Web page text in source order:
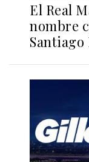
El Real
nombre
Santiago